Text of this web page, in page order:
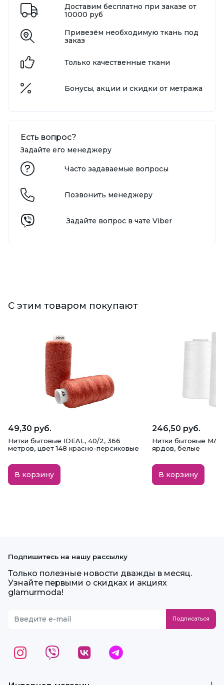
Доставим бесплатно при заказе от
10000 руб
Привезём необходимую ткань под
заказ
Только качественные ткани
Бонусы, акции и скидки от метража
Есть вопрос?
Задайте его менеджеру
Часто задаваемые вопросы
Позвонить менеджеру
Задайте вопрос в чате Viber
С этим товаром покупают
49,30 руб.
Нитки бытовые IDEAL, 40/2, 366
метров, цвет 148 красно-персиковые
В корзину
246,50 руб.
Нитки бытовые
ярдов, белые
В корзину
Подпишитесь на нашу рассылку
Только полезные новости дважды в месяц.
Узнайте первыми о скидках и акциях
glamurmoda!